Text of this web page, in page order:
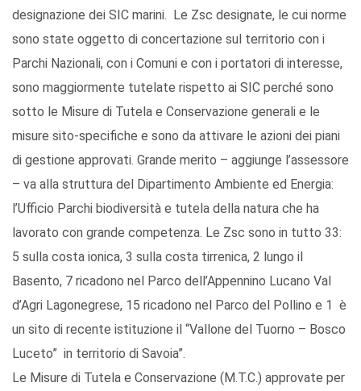
designazione dei SIC marini. Le Zsc designate, le cui norme
sono state oggetto di concertazione sul territorio con i
Parchi Nazionali, con i Comuni e con i portatori di interesse,
sono maggiormente tutelate rispetto ai SIC perché sono
sotto le Misure di Tutela e Conservazione generali e le
misure sito-specifiche e sono da attivare le azioni dei piani
di gestione approvati. Grande merito – aggiunge l’assessore
– va alla struttura del Dipartimento Ambiente ed Energia:
l’Ufficio Parchi biodiversità e tutela della natura che ha
lavorato con grande competenza. Le Zsc sono in tutto 33:
5 sulla costa ionica, 3 sulla costa tirrenica, 2 lungo il
Basento, 7 ricadono nel Parco dell’Appennino Lucano Val
d’Agri Lagonegrese, 15 ricadono nel Parco del Pollino e 1 è
un sito di recente istituzione il “Vallone del Tuorno – Bosco
Luceto” in territorio di Savoia”.
Le Misure di Tutela e Conservazione (M.T.C.) approvate per